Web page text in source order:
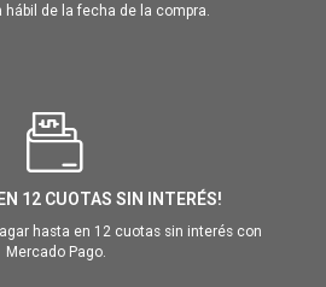
de la fecha de la compra.
12 CUOTAS SIN INTERÉS!
hasta en 12 cuotas sin interés con
Mercado Pago.